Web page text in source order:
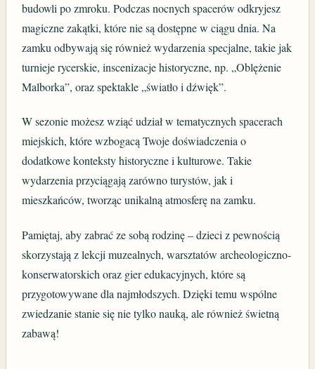
budowli po zmroku. Podczas nocnych spacerów odkryjesz
magiczne zakątki, które nie są dostępne w ciągu dnia. Na
zamku odbywają się również wydarzenia specjalne, takie jak
turnieje rycerskie, inscenizacje historyczne, np. „Oblężenie
Malborka”, oraz spektakle „światło i dźwięk”.
W sezonie możesz wziąć udział w tematycznych spacerach
miejskich, które wzbogacą Twoje doświadczenia o
dodatkowe konteksty historyczne i kulturowe. Takie
wydarzenia przyciągają zarówno turystów, jak i
mieszkańców, tworząc unikalną atmosferę na zamku.
Pamiętaj, aby zabrać ze sobą rodzinę – dzieci z pewnością
skorzystają z lekcji muzealnych, warsztatów archeologiczno-
konserwatorskich oraz gier edukacyjnych, które są
przygotowywane dla najmłodszych. Dzięki temu wspólne
zwiedzanie stanie się nie tylko nauką, ale również świetną
zabawą!